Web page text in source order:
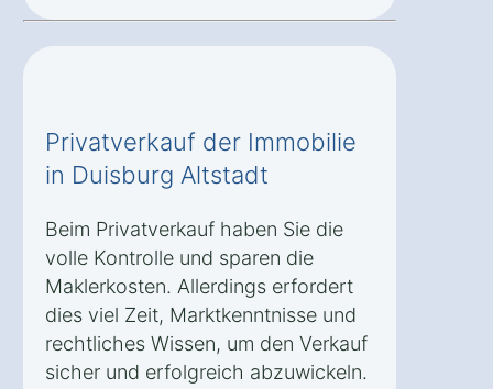
Privatverkauf der Immobilie
in Duisburg Altstadt
Beim Privatverkauf haben Sie die
volle Kontrolle und sparen die
Maklerkosten. Allerdings erfordert
dies viel Zeit, Marktkenntnisse und
rechtliches Wissen, um den Verkauf
sicher und erfolgreich abzuwickeln.